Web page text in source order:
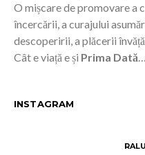
O mișcare de promovare a
încercării, a curajului
descoperirii, a plăcerii
Cât e viață e și Prima Dată…
INSTAGRAM